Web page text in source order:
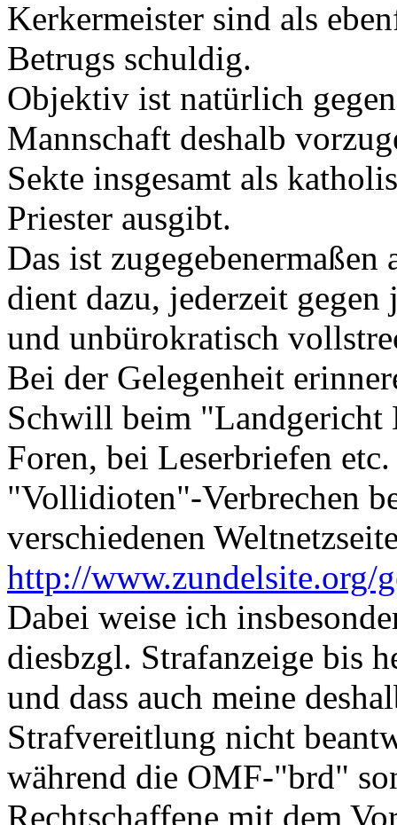
Kerkermeister sind als
Betrugs schuldig.
Objektiv ist natürlich
Mannschaft deshalb
Sekte insgesamt als
Priester ausgibt.
Das ist
dient dazu, jederzeit
und unbürokratisch
Bei der Gelegenheit
Schwill beim "Landgericht
Foren, bei Leserbriefen
"Vollidioten"-Verbrechen
verschiedenen
http://www.zundelsite.org/
Dabei weise ich
diesbzgl. Strafanzeige bis
und dass auch meine
Strafvereitlung nicht
während die OMF-"brd"
Rechtschaffene mit dem